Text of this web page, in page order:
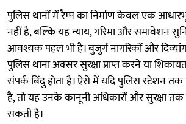
पुलिस थानों में रैम्प का निर्माण केवल एक
नहीं है, बल्कि यह न्याय, गरिमा और समावेशन
आवश्यक पहल भी है। बुजुर्ग नागरिकों और
पुलिस थाना अक्सर सुरक्षा प्राप्त करने या
संपर्क बिंदु होता है। ऐसे में यदि पुलिस स्टेशन
है, तो यह उनके कानूनी अधिकारों और सुरक्षा
सकती है।